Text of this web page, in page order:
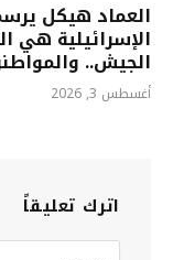
العماد هيكل
الإسرائيلية هي
الجيش..
أغسطس 3, 2026
اترك تعليقاً